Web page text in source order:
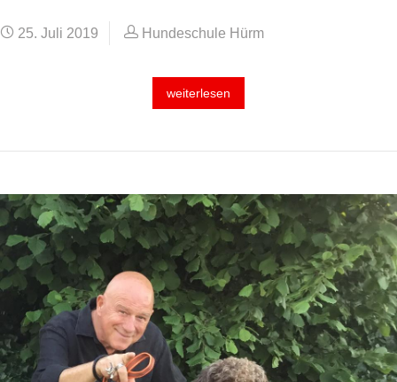
25. Juli 2019 Hundeschule Hürm
weiterlesen